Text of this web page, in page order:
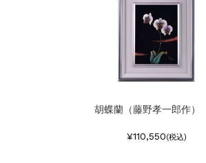
胡蝶蘭（藤野孝一郎作）
¥110,550(税込)